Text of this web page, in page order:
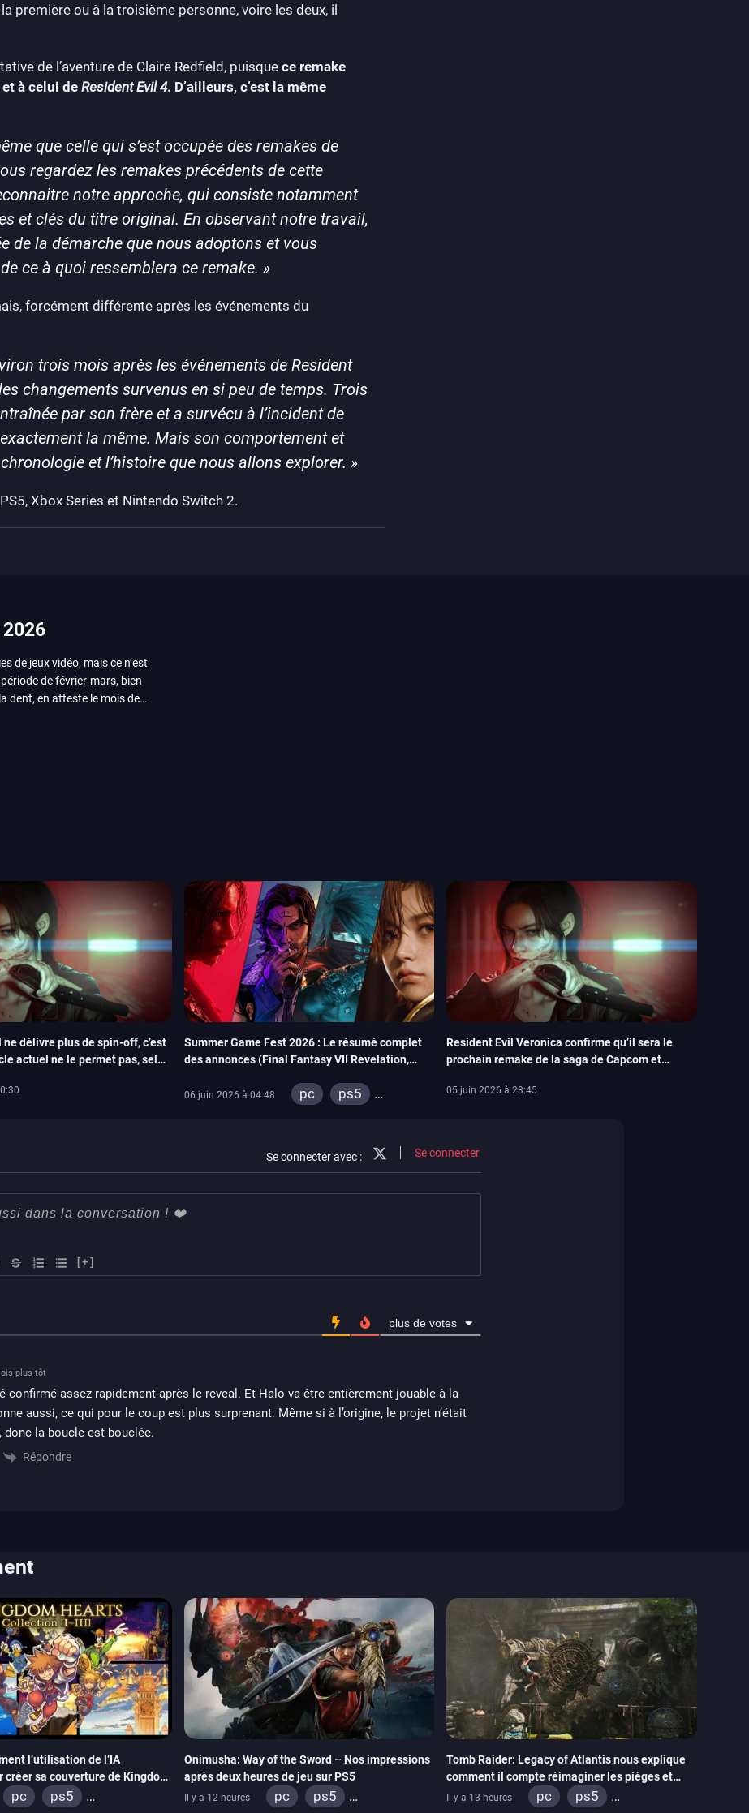
première ou à la troisième personne, voire les deux, il
de l’aventure de Claire Redfield, puisque ce remake
et à celui de Resident Evil 4. D’ailleurs, c’est la même
que celle qui s’est occupée des remakes de
regardez les remakes précédents de cette
notre approche, qui consiste notamment
et clés du titre original. En observant notre travail,
de la démarche que nous adoptons et vous
ce à quoi ressemblera ce remake. »
forcément différente après les événements du
trois mois après les événements de Resident
changements survenus en si peu de temps. Trois
par son frère et a survécu à l’incident de
la même. Mais son comportement et
et l’histoire que nous allons explorer. »
Xbox Series et Nintendo Switch 2.
de jeux vidéo, mais ce n’est
de février-mars, bien
dent, en atteste le mois de
Freak sait faire autre
avec Star Wars,
de juin. Vous trouverez
délivre plus de spin-off, c’est
actuel ne le permet pas, selon
Summer Game Fest 2026 : Le résumé complet
des annonces (Final Fantasy VII Revelation,
Veronica…)
06 juin 2026 à 04:48 pc
ps5
android
stadia
Resident Evil Veronica confirme qu’il sera le
prochain remake de la saga de Capcom et
05 juin 2026 à 23:45
Se connecter avec : Se connecter
[+]
plus de votes
plus tôt
confirmé assez rapidement après le reveal. Et Halo va être entièrement jouable à la
aussi, ce qui pour le coup est plus surprenant. Même si à l’origine, le projet n’était
donc la boucle est bouclée.
Répondre
l’utilisation de l’IA
créer sa couverture de Kingdom
pc
ps5
Onimusha: Way of the Sword – Nos impressions
après deux heures de jeu sur PS5
Il y a 12 heures pc
ps5
Tomb Raider: Legacy of Atlantis nous explique
comment il compte réimaginer les pièges et
énigmes dans une nouvelle vidéo des coulisses
Il y a 13 heures pc
ps5